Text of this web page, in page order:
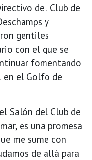
del Club de
y
gentiles
con el que se
fomentando
en el Golfo de
Salón del Club de
es una promesa
me sume con
de allá para